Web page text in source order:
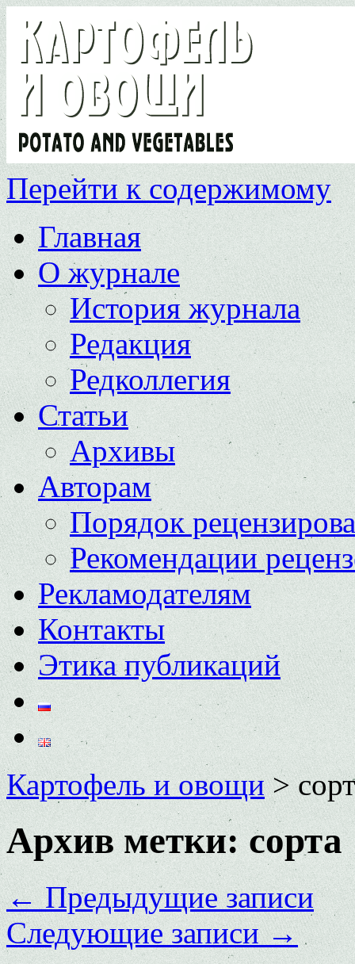
Перейти к содержимому
Главная
О журнале
История журнала
Редакция
Редколлегия
Статьи
Архивы
Авторам
Порядок
Рекомендации
Рекламодателям
Контакты
Этика публикаций
Картофель и овощи>
Архив метки:сорта
←Предыдущие записи
Следующие записи→